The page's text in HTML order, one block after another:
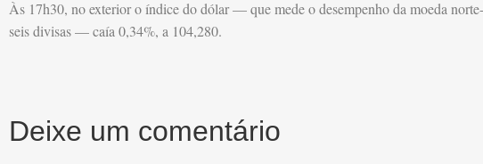
Às 17h30, no exterior o índice do dólar — que mede o desempenho da moeda
seis divisas — caía 0,34%, a 104,280.
Deixe um comentário